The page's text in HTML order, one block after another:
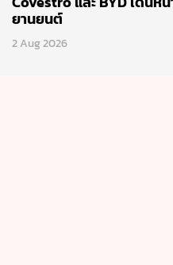
ยานยนต์
2 Aug 2026